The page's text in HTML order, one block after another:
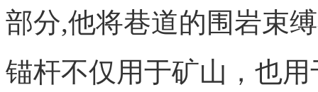
部分,他将巷道的围岩束
锚杆不仅用于矿山，也